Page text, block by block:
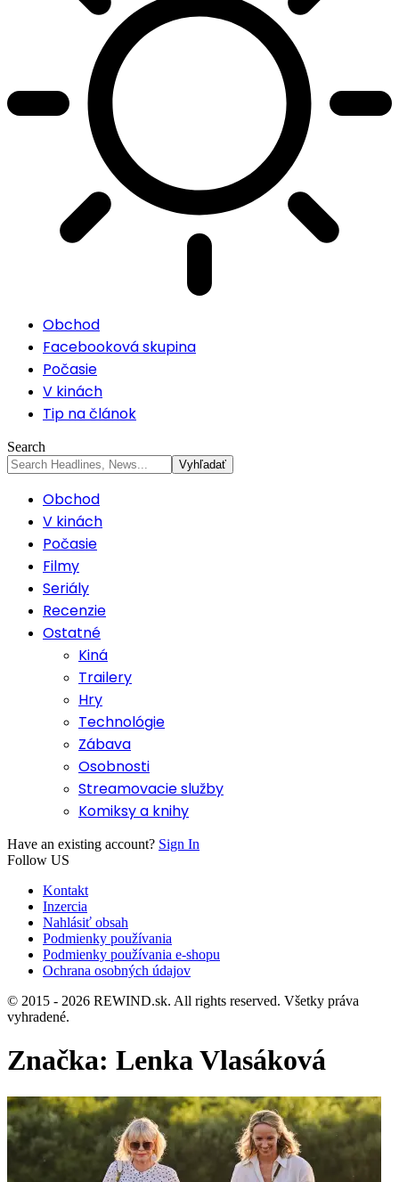
Obchod
Facebooková skupina
Počasie
V kinách
Tip na článok
Search
Obchod
V kinách
Počasie
Filmy
Seriály
Recenzie
Ostatné
Kiná
Trailery
Hry
Technológie
Zábava
Osobnosti
Streamovacie služby
Komiksy a knihy
Have an existing account? Sign In
Follow US
Kontakt
Inzercia
Nahlásiť obsah
Podmienky používania
Podmienky používania e-shopu
Ochrana osobných údajov
© 2015 - 2026 REWIND.sk. All rights reserved. Všetky práva
vyhradené.
Značka: Lenka Vlasáková